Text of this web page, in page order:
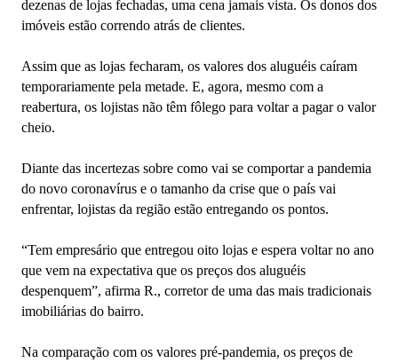
dezenas de lojas fechadas, uma cena jamais vista. Os donos dos
imóveis estão correndo atrás de clientes.
Assim que as lojas fecharam, os valores dos aluguéis caíram
temporariamente pela metade. E, agora, mesmo com a
reabertura, os lojistas não têm fôlego para voltar a pagar o valor
cheio.
Diante das incertezas sobre como vai se comportar a pandemia
do novo coronavírus e o tamanho da crise que o país vai
enfrentar, lojistas da região estão entregando os pontos.
“Tem empresário que entregou oito lojas e espera voltar no ano
que vem na expectativa que os preços dos aluguéis
despenquem”, afirma R., corretor de uma das mais tradicionais
imobiliárias do bairro.
Na comparação com os valores pré-pandemia, os preços de